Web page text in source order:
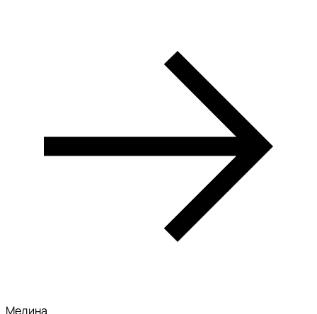
Медина